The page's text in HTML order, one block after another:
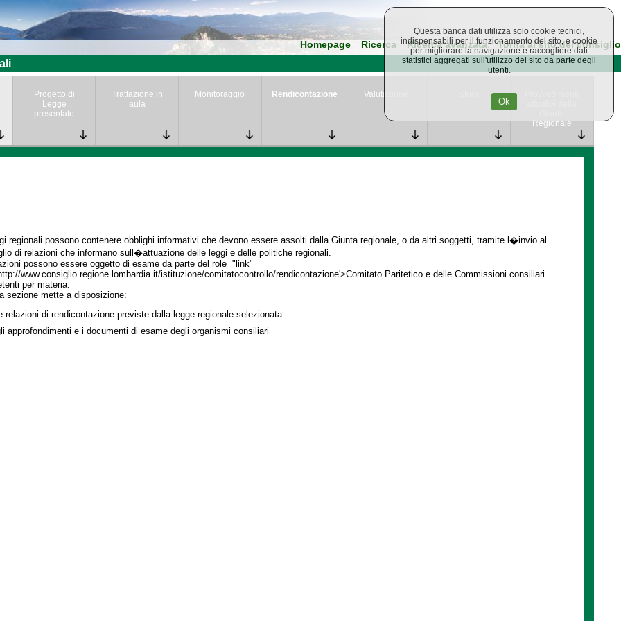
Homepage Ricerca Ricerca avanzata Torna al sito del consiglio
Progetto di
Legge
presentato
Trattazione in
aula
Monitoraggio Rendicontazione Valutazione
Regionale
regionali possono contenere obblighi informativi che devono essere assolti dalla Giunta regionale, o da altri soggetti, tramite l�invio al
di relazioni che informano sull�attuazione delle leggi e delle politiche regionali.
possono essere oggetto di esame da parte del role="link"
www.consiglio.regione.lombardia.it/istituzione/comitatocontrollo/rendicontazione'>Comitato Paritetico e delle Commissioni consiliari
per materia.
sezione mette a disposizione:
relazioni di rendicontazione previste dalla legge regionale selezionata
approfondimenti e i documenti di esame degli organismi consiliari
Questa banca dati utilizza solo cookie tecnici,
indispensabili per il funzionamento del sito, e cookie
per migliorare la navigazione e raccogliere dati
statistici aggregati sull'utilizzo del sito da parte degli
utenti.
Ok